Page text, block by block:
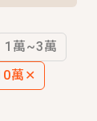
越遠古後
1萬~3萬
萬 ✕